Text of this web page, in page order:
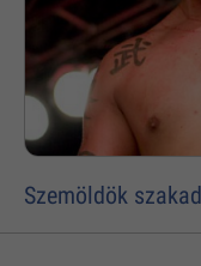
Szemöldök